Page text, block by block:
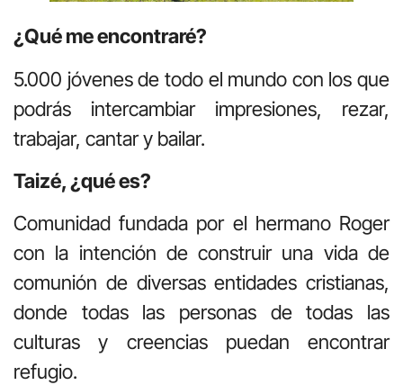
¿Qué me encontraré?
5.000 jóvenes de todo el mundo con los que
podrás intercambiar impresiones, rezar,
trabajar, cantar y bailar.
Taizé, ¿qué es?
Comunidad fundada por el hermano Roger
con la intención de construir una vida de
comunión de diversas entidades cristianas,
donde todas las personas de todas las
culturas y creencias puedan encontrar
refugio.